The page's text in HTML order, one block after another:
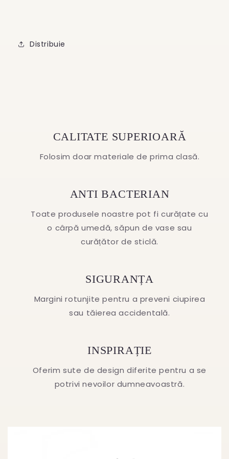
Distribuie
CALITATE SUPERIOARĂ
Folosim doar materiale de prima clasă.
ANTI BACTERIAN
Toate produsele noastre pot fi curățate cu
o cârpă umedă, săpun de vase sau
curățător de sticlă.
SIGURANȚA
Margini rotunjite pentru a preveni ciupirea
sau tăierea accidentală.
INSPIRAȚIE
Oferim sute de design diferite pentru a se
potrivi nevoilor dumneavoastră.